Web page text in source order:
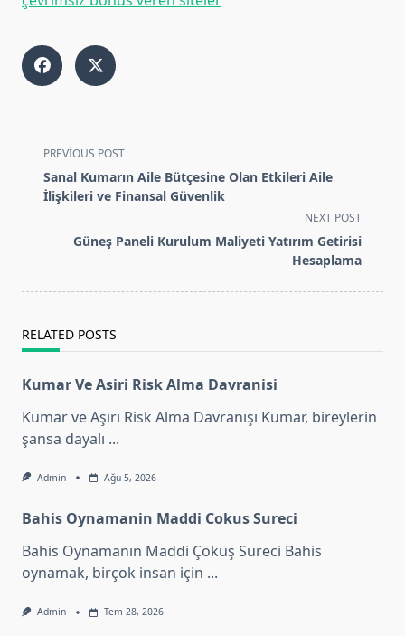
<span
class="nav-
subtitle
PREVIOUS POST
Sanal Kumarın Aile Bütçesine Olan Etkileri Aile
İlişkileri ve Finansal Güvenlik
NEXT POST
Güneş Paneli Kurulum Maliyeti Yatırım Getirisi
Hesaplama
RELATED POSTS
Kumar Ve Asiri Risk Alma Davranisi
Kumar ve Aşırı Risk Alma Davranışı Kumar, bireylerin
şansa dayalı ...
Admin Ağu 5, 2026
Bahis Oynamanin Maddi Cokus Sureci
Bahis Oynamanın Maddi Çöküş Süreci Bahis
oynamak, birçok insan için ...
Admin Tem 28, 2026